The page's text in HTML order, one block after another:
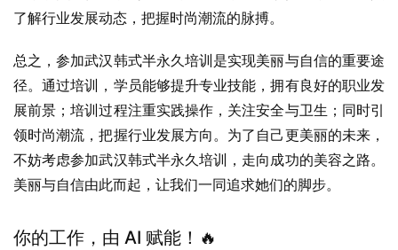
了解行业发展动态，把握时尚潮流的脉搏。
总之，参加武汉韩式半永久培训是实现美丽与自信的重要途
径。通过培训，学员能够提升专业技能，拥有良好的职业发
展前景；培训过程注重实践操作，关注安全与卫生；同时引
领时尚潮流，把握行业发展方向。为了自己更美丽的未来，
不妨考虑参加武汉韩式半永久培训，走向成功的美容之路。
美丽与自信由此而起，让我们一同追求她们的脚步。
你的工作，由 AI 赋能！🔥